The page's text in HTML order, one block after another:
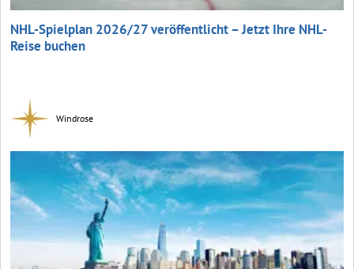
NHL-Spielplan 2026/27 veröffentlicht – Jetzt Ihre NHL-
Reise buchen
Windrose